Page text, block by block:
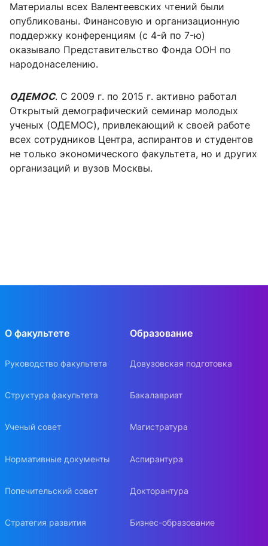
Материалы всех Валентеевских чтений были
опубликованы. Финансовую и организационную
поддержку конференциям (с 4-й по 7-ю)
оказывало Представительство Фонда ООН по
народонаселению.
ОДЕМОС. С 2009 г. по 2015 г. активно работал
Открытый демографический семинар молодых
ученых (ОДЕМОС), привлекающий к своей работе
всех сотрудников Центра, аспирантов и студентов
не только экономического факультета, но и других
организаций и вузов Москвы.
О факультете
Руководство факультета
Структура факультета
Ученый совет
Нормативные документы
Попечительский совет
Стратегия развития
Образование
Довузовская подготовка
Бакалавриат
Магистратура
Аспирантура
Докторантура
Бизнес-образование